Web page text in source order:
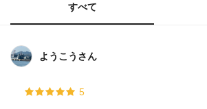
すべて
ようこうさん
5